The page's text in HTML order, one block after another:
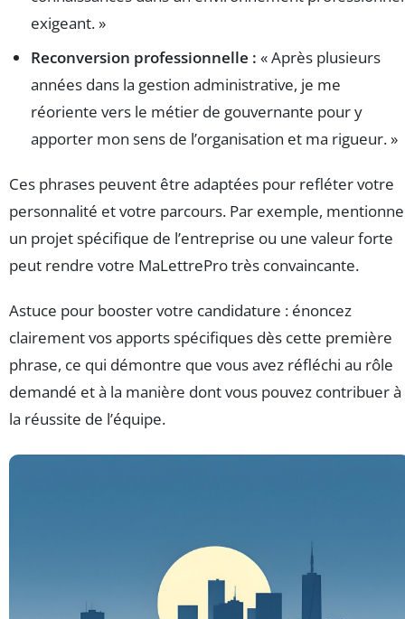
exigeant. »
Reconversion professionnelle : « Après plusieurs
années dans la gestion administrative, je me
réoriente vers le métier de gouvernante pour y
apporter mon sens de l’organisation et ma rigueur. »
Ces phrases peuvent être adaptées pour refléter votre
personnalité et votre parcours. Par exemple,
un projet spécifique de l’entreprise ou une valeur forte
peut rendre votre MaLettrePro très convaincante.
Astuce pour booster votre candidature : énoncez
clairement vos apports spécifiques dès cette première
phrase, ce qui démontre que vous avez réfléchi au rôle
demandé et à la manière dont vous pouvez contribuer à
la réussite de l’équipe.